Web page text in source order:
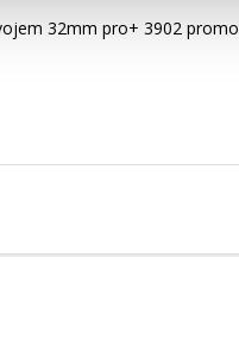
32mm pro+ 3902 promo